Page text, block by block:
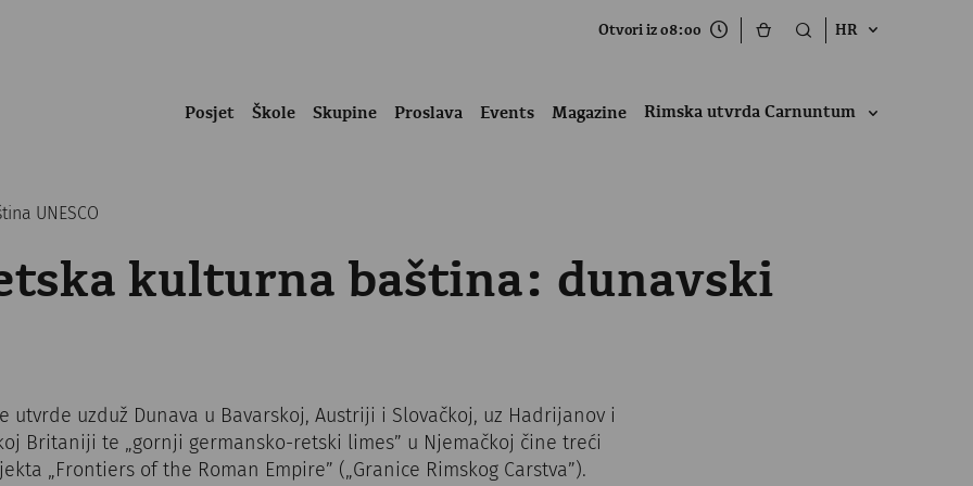
Otvori iz 08:00 HR
Posjet Škole Skupine Proslava Events Magazine Rimska utvrda Carnuntum
UNESCO
kulturna baština: dunavski
utvrde uzduž Dunava u Bavarskoj, Austriji i Slovačkoj, uz Hadrijanov i
Britaniji te „gornji germansko-retski limes” u Njemačkoj čine treći
„Frontiers of the Roman Empire” („Granice Rimskog Carstva”).